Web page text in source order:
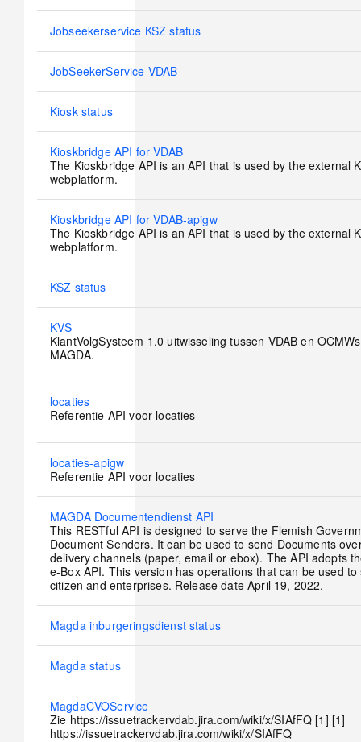
No
Jobseekerservice KSZ status
No
JobSeekerService VDAB
No
Kiosk status
No
new
posts
Kioskbridge API for VDAB
The Kioskbridge API is an API that is used by the external
webplatform.
No
new
posts
Kioskbridge API for VDAB-apigw
The Kioskbridge API is an API that is used by the external
webplatform.
No
KSZ status
No
new
posts
KVS
KlantVolgSysteem 1.0 uitwisseling tussen VDAB en
MAGDA.
No
new
locaties
Referentie API voor locaties
No
new
locaties-apigw
Referentie API voor locaties
No
new
posts
MAGDA Documentendienst API
This RESTful API is designed to serve the Flemish
Document Senders. It can be used to send Documents
delivery channels (paper, email or ebox). The API adopts
e-Box API. This version has operations that can be used
citizen and enterprises. Release date April 19, 2022.
No
Magda inburgeringsdienst status
No
Magda status
No
new
posts
MagdaCVOService
Zie https://issuetrackervdab.jira.com/wiki/x/SIAfFQ [1] [1]
https://issuetrackervdab.jira.com/wiki/x/SIAfFQ